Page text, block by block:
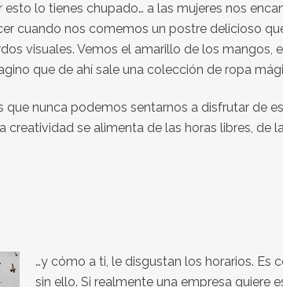
lo tienes chupado… a las mujeres nos
cuando nos comemos un postre delicioso
visuales. Vemos el amarillo de los mangos,
que de ahí sale una colección de ropa
nunca podemos sentarnos a disfrutar de
se alimenta de las horas libres, de
…y cómo a ti, le disgustan los horarios. Es
sin ello. Si realmente una empresa quiere